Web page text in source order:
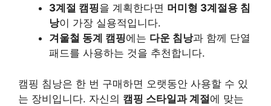
3계절 캠핑을 계획한다면 머미형 3계절용 침
낭이 가장 실용적입니다.
겨울철 동계 캠핑에는 다운 침낭과 함께 단열
패드를 사용하는 것을 추천합니다.
캠핑 침낭은 한 번 구매하면 오랫동안 사용할 수 있
는 장비입니다. 자신의 캠핑 스타일과 계절에 맞는